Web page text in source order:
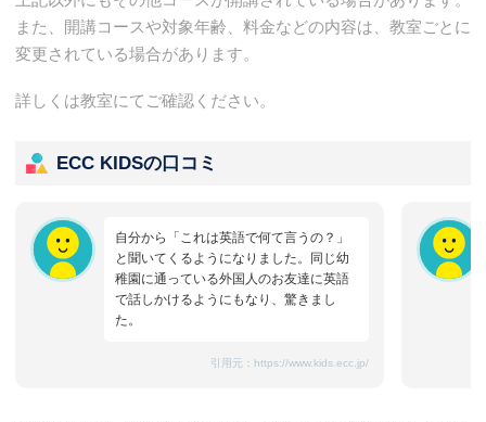
また、開講コースや対象年齢、料金などの内容は、教室ごとに
変更されている場合があります。
詳しくは教室にてご確認ください。
ECC KIDSの口コミ
自分から「これは英語で何て言うの？」
と聞いてくるようになりました。同じ幼
稚園に通っている外国人のお友達に英語
で話しかけるようにもなり、驚きまし
た。
引用元： https://www.kids.ecc.jp/